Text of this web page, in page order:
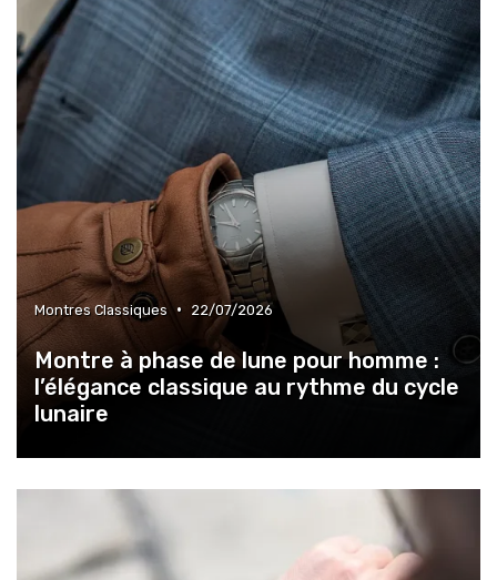
Montres Classiques • 22/07/2026
Montre à phase de lune pour homme :
l’élégance classique au rythme du cycle
lunaire